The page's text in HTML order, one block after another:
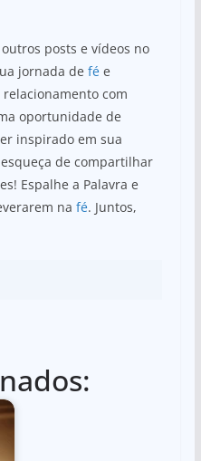
posts e vídeos no
jornada de fée
com
oportunidade de
inspirado em sua
de compartilhar
Espalhe a Palavra e
na fé. Juntos,